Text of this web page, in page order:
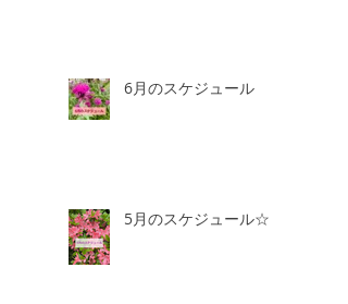
6月のスケジュール
5月のスケジュール☆